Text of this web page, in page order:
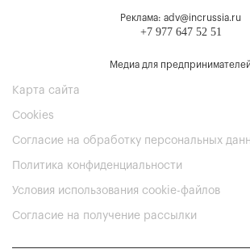
Реклама: adv@incrussia.ru
+7 977 647 52 51
Медиа для
Карта сайта
Cookies
Согласие на обработку персональных
Политика конфиденциальности
Условия использования cookie-файлов
Согласие на получение рассылки